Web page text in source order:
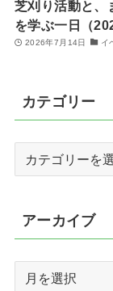
芝刈り活動と、
を学ぶ一日（
2026年7月14日 イ
カテゴリー
リ
ー
アーカイブ